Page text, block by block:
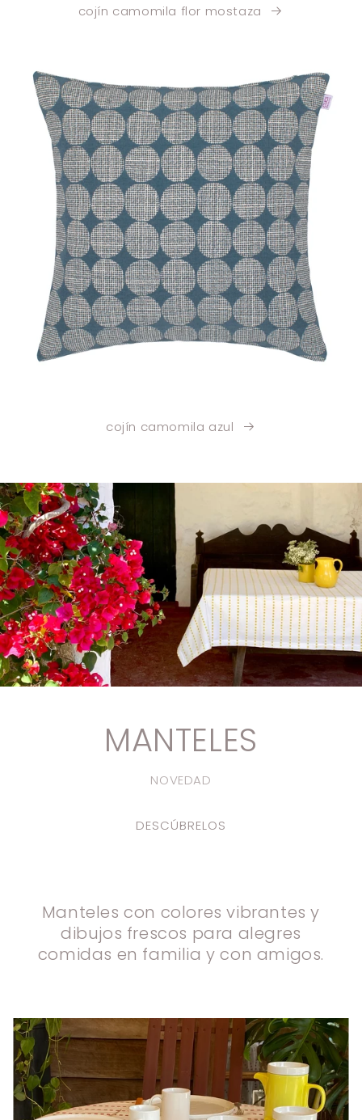
cojín camomila flor mostaza
cojín camomila azul
MANTELES
NOVEDAD
DESCÚBRELOS
Manteles con colores vibrantes y
dibujos frescos para alegres
comidas en familia y con amigos.